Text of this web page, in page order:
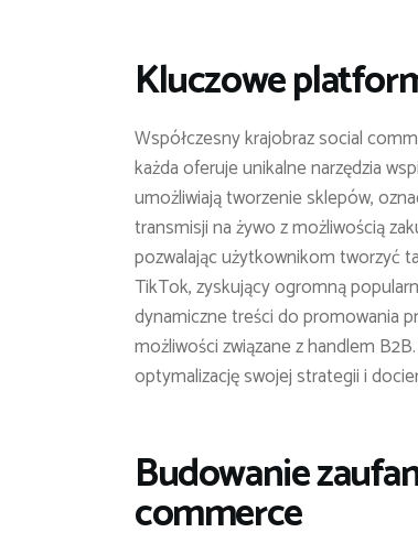
Kluczowe
Współczesny krajobraz social
każda oferuje unikalne narzędzia
umożliwiają tworzenie sklepów,
transmisji na żywo z możliwością
pozwalając użytkownikom tworzyć
TikTok, zyskujący ogromną
dynamiczne treści do promowania
możliwości związane z handlem
optymalizację swojej strategii i
Budowanie
commerce